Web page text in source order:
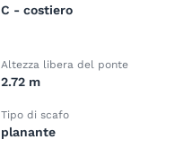
C - costiero
Altezza libera del ponte
2.72 m
Tipo di scafo
planante